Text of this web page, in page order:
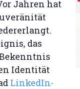
Jahren hat
das
Identität
LinkedIn-